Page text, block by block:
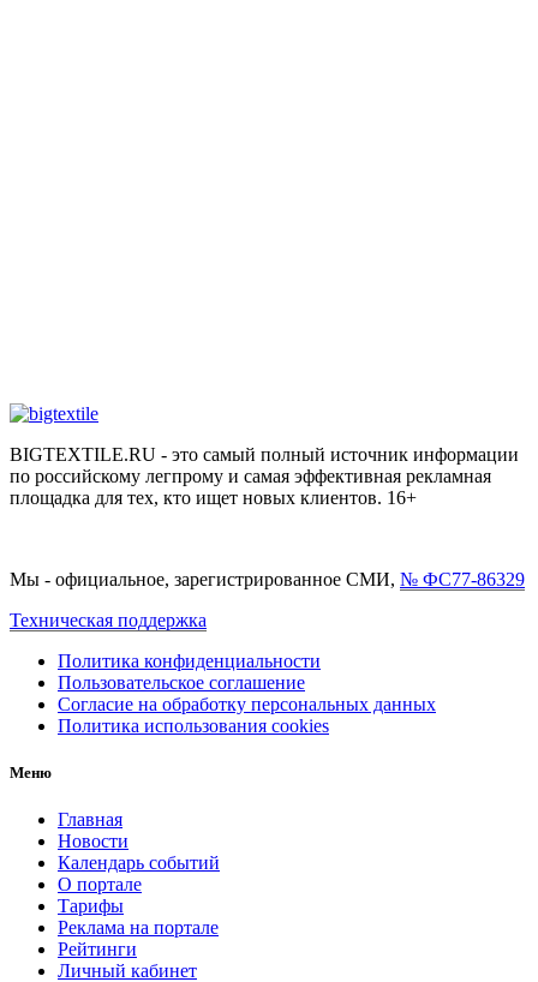
BIGTEXTILE.RU - это самый полный источник информации
по российскому легпрому и самая эффективная рекламная
площадка для тех, кто ищет новых клиентов. 16+
Мы - официальное, зарегистрированное СМИ, № ФС77-86329
Техническая поддержка
Политика конфиденциальности
Пользовательское соглашение
Согласие на обработку персональных данных
Политика использования cookies
Меню
Главная
Новости
Календарь событий
О портале
Тарифы
Реклама на портале
Рейтинги
Личный кабинет